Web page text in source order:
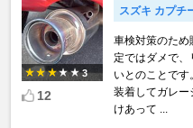
3
12
スズキ カプチ
車検対策のため
定ではダメで
いとのことで
装着してガレー
けあって ...